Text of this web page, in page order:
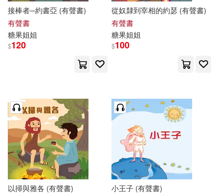
糖果姐姐(188) 金明瑋(8)
伍美珍（主編）(2)
《意林》編輯部 編(1)
兩色風景(1) 本書編輯部編(1)
糖果姊姊(1) 糖果小俠(1)
接棒者─約書亞 (有聲書)
有聲書
糖果姐姐
$120
從奴隸到宰相的約瑟 (有聲書)
有聲書
糖果姐姐
$100
以掃與雅各 (有聲書)
小王子 (有聲書)